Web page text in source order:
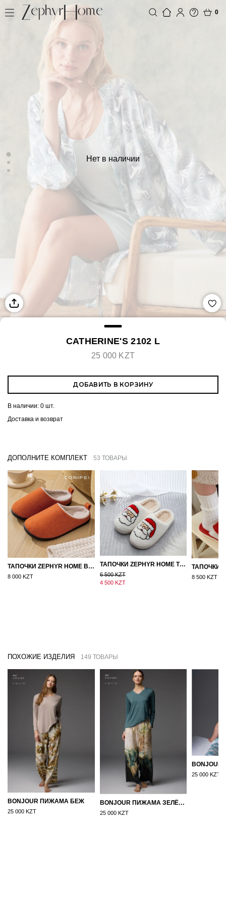
0
Нет в наличии
CATHERINE'S 2102 L
25 000 KZT
ДОБАВИТЬ В КОРЗИНУ
В наличии: 0 шт.
Доставка и возврат
ДОПОЛНИТЕ КОМПЛЕКТ 53 ТОВАРЫ
ТАПОЧКИ ZEPHYR HOME ВОЙЛОК ОРАНЖЕВЫЙ
8 000 KZT
ТАПОЧКИ ZEPHYR HOME ТЕДДИ ДЕД МОРОЗ NEW
6 500 KZT
4 500 KZT
8 500 KZT
ПОХОЖИЕ ИЗДЕЛИЯ 149 ТОВАРЫ
BONJOUR ПИЖАМА БЕЖ
25 000 KZT
BONJOUR ПИЖАМА ЗЕЛЁНЫЙ
25 000 KZT
25 000 KZT